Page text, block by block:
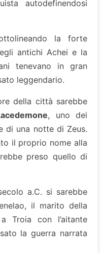
autodefinendosi
la forte
antichi Achei e la
tenevano in gran
leggendario.
della città sarebbe
, uno dei
di una notte di Zeus.
il proprio nome alla
preso quello di
a.C. si sarebbe
il marito della
Troia con l’aitante
la guerra narrata